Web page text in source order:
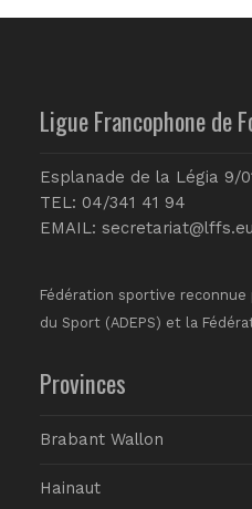
Ligue Francophone de
Esplanade de la Légia 9/
TEL: 04/341 41 94
EMAIL: secretariat@lffs.eu
Fédération sportive reconnue
du Sport (ADEPS) et la
Provinces
Brabant Wallon
Hainaut